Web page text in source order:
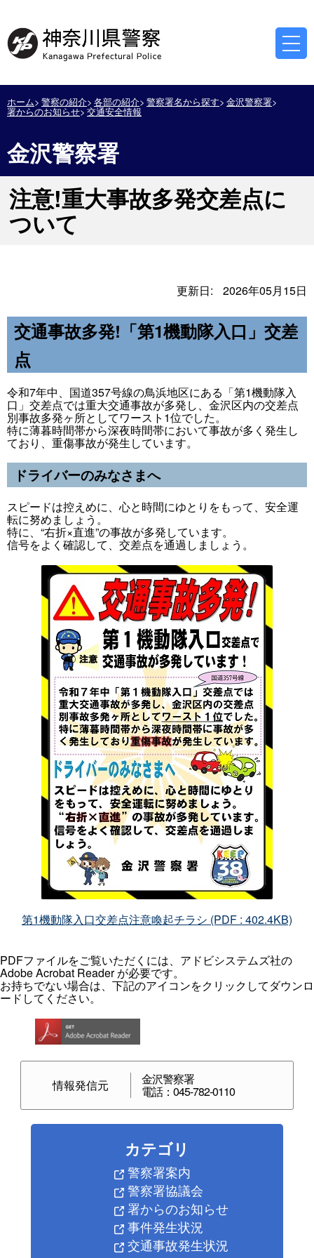
ホーム 警察の紹介 各部の紹介 警察署名から探す 金沢警察署
署からのお知らせ 交通安全情報
金沢警察署
注意!重大事故多発交差点に
ついて
更新日: 2026年05月15日
交通事故多発!「第1機動隊入口」交差
点
令和7年中、国道357号線の鳥浜地区にある「第1機動隊入
口」交差点では重大交通事故が多発し、金沢区内の交差点
別事故多発ヶ所としてワースト1位でした。
特に薄暮時間帯から深夜時間帯において事故が多く発生し
ており、重傷事故が発生しています。
ドライバーのみなさまへ
スピードは控えめに、心と時間にゆとりをもって、安全運
転に努めましょう。
特に、“右折×直進”の事故が多発しています。
信号をよく確認して、交差点を通過しましょう。
第1機動隊入口交差点注意喚起チラシ (PDF : 402.4KB)
PDFファイルをご覧いただくには、アドビシステムズ社の
Adobe Acrobat Reader が必要です。
お持ちでない場合は、下記のアイコンをクリックしてダウンロ
ードしてください。
情報発信元 金沢警察署
電話：045-782-0110
カテゴリ
警察署案内
警察署協議会
署からのお知らせ
事件発生状況
交通事故発生状況